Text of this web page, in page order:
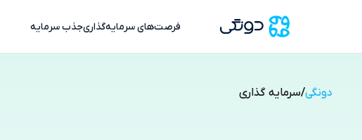
فرصت‌های سرمایه‌گذاریجذب سرمایه
دونگی/سرمایه گذاری